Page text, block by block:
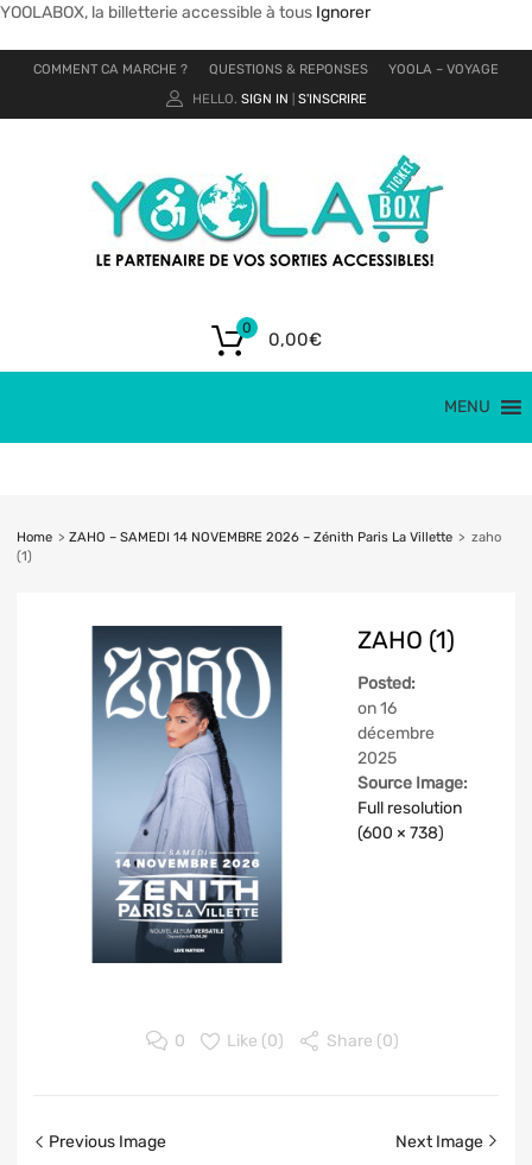
YOOLABOX, la billetterie accessible à tous Ignorer
COMMENT CA MARCHE ? QUESTIONS & REPONSES
YOOLA – VOYAGE
HELLO. SIGN IN S'INSCRIRE
0,00€
0
MENU
Home > ZAHO – SAMEDI 14 NOVEMBRE 2026 – Zénith Paris La Villette > zaho
(1)
ZAHO (1)
Posted:
on16
décembre
2025
Source Image:
Full resolution
(600 × 738)
0 Like (0) Share (0)
Previous Image Next Image